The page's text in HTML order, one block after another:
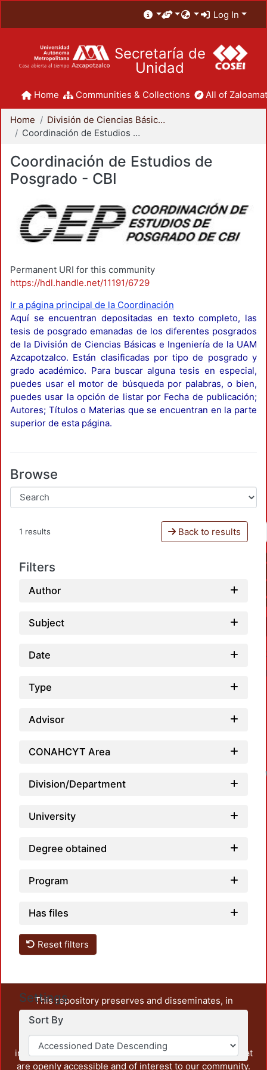
Log In
Secretaría de
Unidad
Home Communities & Collections All of
Home
División de Ciencias Básicas e Ingeniería
Coordinación de Estudios de Posgrado - CBI
Coordinación de Estudios de
Posgrado - CBI
Permanent URI for this community
https://hdl.handle.net/11191/6729
Ir a página principal de la Coordinación
Aquí se encuentran depositadas en texto completo, las
tesis de posgrado emanadas de los diferentes posgrados
de la División de Ciencias Básicas e Ingeniería de la UAM
Azcapotzalco. Están clasificadas por tipo de posgrado y
grado académico. Para buscar alguna tesis en especial,
puedes usar el motor de búsqueda por palabras, o bien,
puedes usar la opción de listar por Fecha de publicación;
Autores; Títulos o Materias que se encuentran en la parte
superior de esta página.
Browse
1 results Back to results
Filters
Author
Subject
Date
Type
Advisor
CONAHCYT Area
Division/Department
University
Degree obtained
Program
Has files
Reset filters
Settings
Sort By
This repository preserves and disseminates, in
unrestricted open access, the teaching and research
output of UAM Azcapotzalco. It also includes some
administrative and graphic documents from the
institution, as well as content from other institutions that
are openly accessible and of interest to our community.